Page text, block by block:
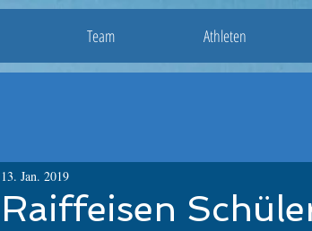
Team Athleten
Raiffeisen
13. Jan. 2019